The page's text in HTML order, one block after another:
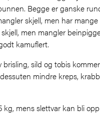
Begge er ganske
skjell, men har
men mangler
kamuflert.
sild og tobis
mindre kreps,
mens slettvar kan bli